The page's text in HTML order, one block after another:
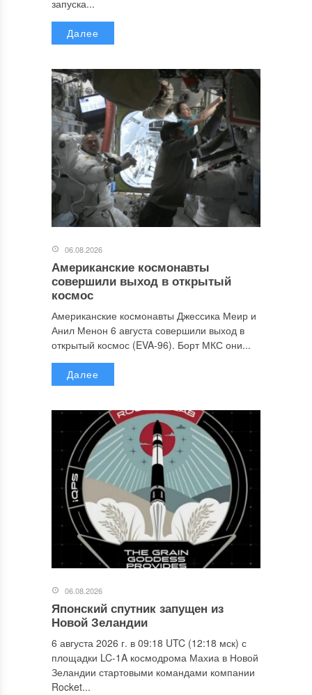
запуска...
Далее
06.08.2026
Американские космонавты
совершили выход в открытый
космос
Американские космонавты Джессика Меир и
Анил Менон 6 августа совершили выход в
открытый космос (EVA-96). Борт МКС они...
Далее
06.08.2026
Японский спутник запущен из
Новой Зеландии
6 августа 2026 г. в 09:18 UTC (12:18 мск) с
площадки LC-1A космодрома Махиа в Новой
Зеландии стартовыми командами компании
Rocket...